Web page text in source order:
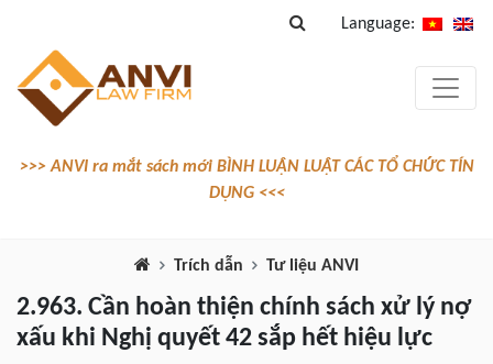
Language:
>>> ANVI ra mắt sách mới BÌNH LUẬN LUẬT CÁC TỔ CHỨC TÍN
DỤNG <<<
Trích dẫn Tư liệu ANVI
2.963. Cần hoàn thiện chính sách xử lý nợ
xấu khi Nghị quyết 42 sắp hết hiệu lực